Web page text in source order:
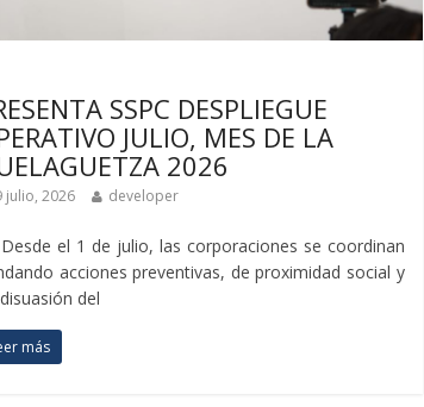
SSPC DESPLIEGUE
JULIO, MES DE LA
2026
julio, 2026 developer
el 1 de julio, las corporaciones se coordinan
acciones preventivas, de proximidad social y
del
más